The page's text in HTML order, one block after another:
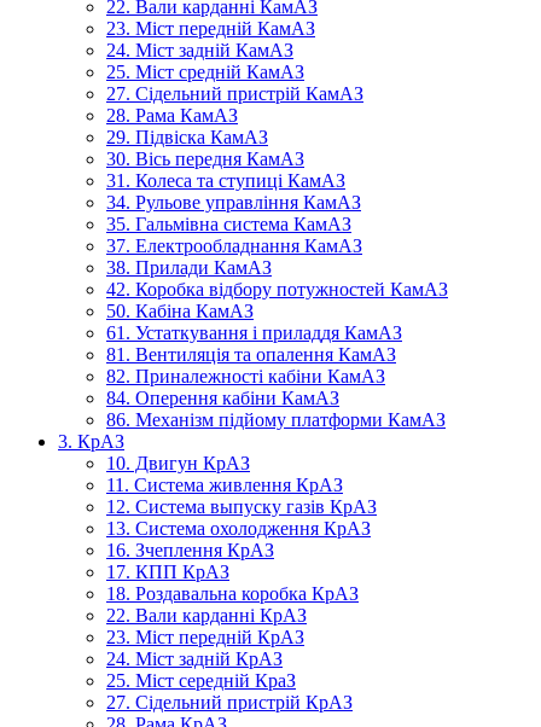
22. Вали карданні КамАЗ
23. Міст передній КамАЗ
24. Міст задній КамАЗ
25. Міст средній КамАЗ
27. Сідельний пристрій КамАЗ
28. Рама КамАЗ
29. Підвіска КамАЗ
30. Вісь передня КамАЗ
31. Колеса та ступиці КамАЗ
34. Рульове управління КамАЗ
35. Гальмівна система КамАЗ
37. Електрообладнання КамАЗ
38. Прилади КамАЗ
42. Коробка відбору потужностей КамАЗ
50. Кабіна КамАЗ
61. Устаткування і приладдя КамАЗ
81. Вентиляція та опалення КамАЗ
82. Приналежності кабіни КамАЗ
84. Оперення кабіни КамАЗ
86. Механізм підйому платформи КамАЗ
3. КрАЗ
10. Двигун КрАЗ
11. Система живлення КрАЗ
12. Система выпуску газів КрАЗ
13. Система охолодження КрАЗ
16. Зчеплення КрАЗ
17. КПП КрАЗ
18. Роздавальна коробка КрАЗ
22. Вали карданні КрАЗ
23. Міст передній КрАЗ
24. Міст задній КрАЗ
25. Міст середній КраЗ
27. Сідельний пристрій КрАЗ